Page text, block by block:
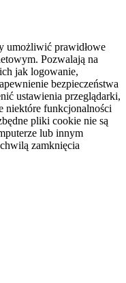
umożliwić prawidłowe
Pozwalają na
jak logowanie,
bezpieczeństwa
ustawienia przeglądarki,
niektóre funkcjonalności
pliki cookie nie są
lub innym
zamknięcia